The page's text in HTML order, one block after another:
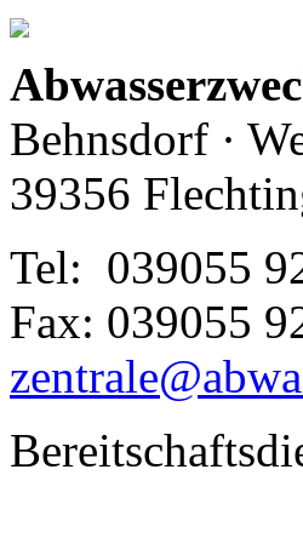
Behnsdorf ·
39356
Tel: 039055
Fax: 039055